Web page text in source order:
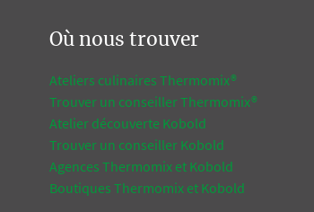
Où nous trouver
Ateliers culinaires Thermomix®
Trouver un conseiller Thermomix®
Atelier découverte Kobold
Trouver un conseiller Kobold
Agences Thermomix et Kobold
Boutiques Thermomix et Kobold